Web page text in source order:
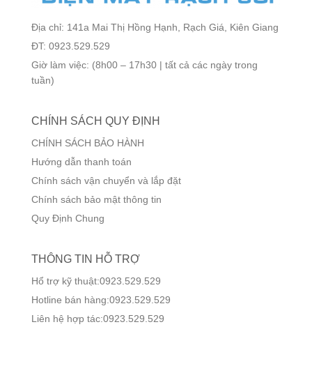
Địa chỉ: 141a Mai Thị Hồng Hạnh, Rạch Giá, Kiên Giang
ĐT: 0923.529.529
Giờ làm việc: (8h00 – 17h30 | tất cả các ngày trong
tuần)
CHÍNH SÁCH QUY ĐỊNH
CHÍNH SÁCH BẢO HÀNH
Hướng dẫn thanh toán
Chính sách vận chuyển và lắp đặt
Chính sách bảo mật thông tin
Quy Định Chung
THÔNG TIN HỖ TRỢ
Hổ trợ kỹ thuật:0923.529.529
Hotline bán hàng:0923.529.529
Liên hệ hợp tác:0923.529.529